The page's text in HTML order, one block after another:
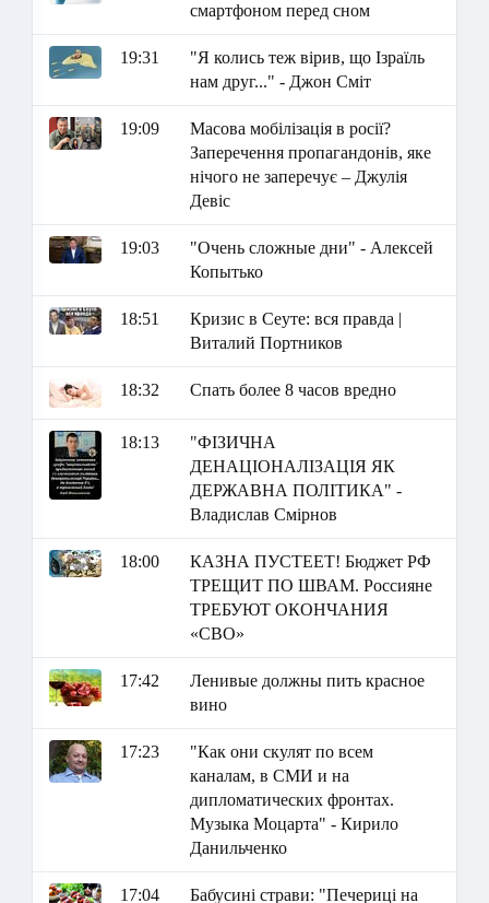
смартфоном перед сном
19:31
"Я колись теж вірив, що Ізраїль
нам друг..." - Джон Сміт
19:09
Масова мобілізація в росії?
Заперечення пропагандонів, яке
нічого не заперечує – Джулія
Девіс
19:03
"Очень сложные дни" - Алексей
Копытько
18:51
Кризис в Сеуте: вся правда |
Виталий Портников
18:32 Спать более 8 часов вредно
18:13
"ФІЗИЧНА
ДЕНАЦІОНАЛІЗАЦІЯ ЯК
ДЕРЖАВНА ПОЛІТИКА" -
Владислав Смірнов
18:00
КАЗНА ПУСТЕЕТ! Бюджет РФ
ТРЕЩИТ ПО ШВАМ. Россияне
ТРЕБУЮТ ОКОНЧАНИЯ
«СВО»
17:42
Ленивые должны пить красное
вино
17:23
"Как они скулят по всем
каналам, в СМИ и на
дипломатических фронтах.
Музыка Моцарта" - Кирило
Данильченко
17:04
Бабусині страви: "Печериці на